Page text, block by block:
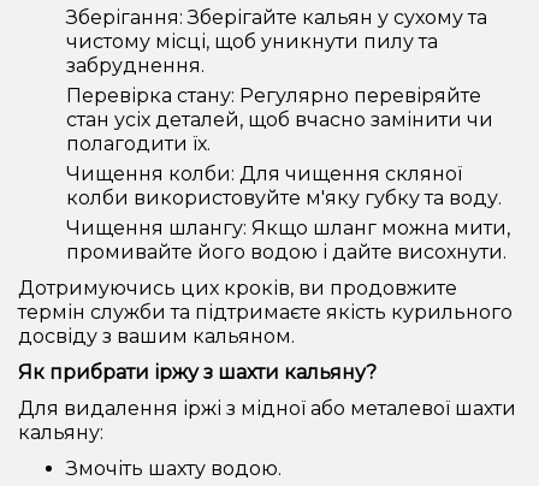
Зберігання: Зберігайте кальян у сухому та
чистому місці, щоб уникнути пилу та
забруднення.
Перевірка стану: Регулярно перевіряйте
стан усіх деталей, щоб вчасно замінити чи
полагодити їх.
Чищення колби: Для чищення скляної
колби використовуйте м'яку губку та воду.
Чищення шлангу: Якщо шланг можна мити,
промивайте його водою і дайте висохнути.
Дотримуючись цих кроків, ви продовжите
термін служби та підтримаєте якість курильного
досвіду з вашим кальяном.
Як прибрати іржу з шахти кальяну?
Для видалення іржі з мідної або металевої шахти
кальяну:
Змочіть шахту водою.